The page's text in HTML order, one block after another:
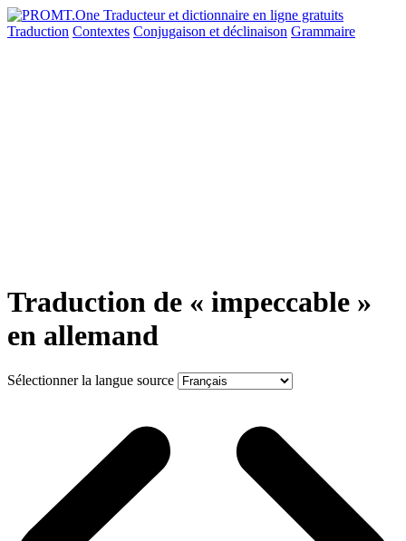
Traduction Contextes Conjugaison et déclinaison Grammaire
Traduction de « impeccable »
en allemand
Sélectionner la langue source